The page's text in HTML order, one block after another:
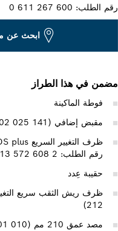
رقم الطلب: 0 611 267 600
ابحث عن
مضمن في هذا الطراز
فوطة الماكينة
مقبض إضافي (‎2 602 025 141)
ظرف التغيير السريع SDS plus
رقم الطلب: 2 608 572 213
حقيبة عِدد
212)
مصد عمق 210 مم (‎1 613 001 010)